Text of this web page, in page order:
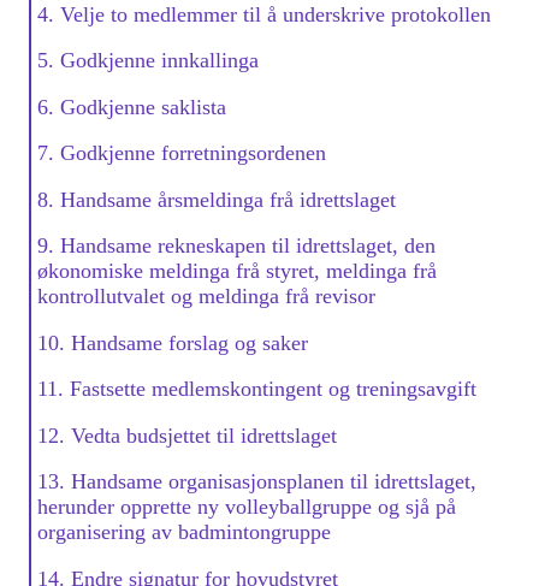
4. Velje to medlemmer til å underskrive protokollen
5. Godkjenne innkallinga
6. Godkjenne saklista
7. Godkjenne forretningsordenen
8. Handsame årsmeldinga frå idrettslaget
9. Handsame rekneskapen til idrettslaget, den
økonomiske meldinga frå styret, meldinga frå
kontrollutvalet og meldinga frå revisor
10. Handsame forslag og saker
11. Fastsette medlemskontingent og treningsavgift
12. Vedta budsjettet til idrettslaget
13. Handsame organisasjonsplanen til idrettslaget,
herunder opprette ny volleyballgruppe og sjå på
organisering av badmintongruppe
14. Endre signatur for hovudstyret